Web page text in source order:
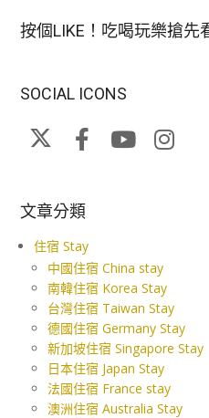
按個LIKE！吃喝玩樂搶先
SOCIAL ICONS
文章分類
住宿 Stay
中國住宿 China stay
南韓住宿 Korea Stay
台灣住宿 Taiwan Stay
德國住宿 Germany Stay
新加坡住宿 Singapore Stay
日本住宿 Japan Stay
法國住宿 France stay
澳洲住宿 Australia Stay